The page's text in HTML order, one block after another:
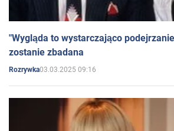
"Wygląda to wystarczająco
zostanie zbadana
Rozrywka03.03.2025 09:16